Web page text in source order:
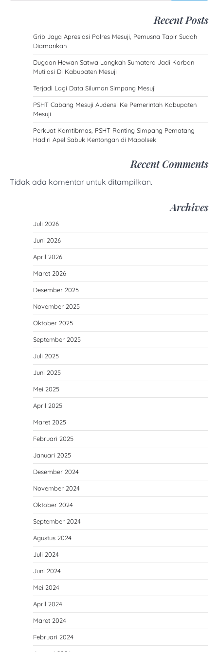
Recent Posts
Grib Jaya Apresiasi Polres Mesuji, Pemusna Tapir Sudah
Diamankan
Dugaan Hewan Satwa Langkah Sumatera Jadi Korban
Mutilasi Di Kabupaten Mesuji
Terjadi Lagi Data Siluman Simpang Mesuji
PSHT Cabang Mesuji Audensi Ke Pemerintah Kabupaten
Mesuji
Perkuat Kamtibmas, PSHT Ranting Simpang Pematang
Hadiri Apel Sabuk Kentongan di Mapolsek
Recent Comments
Tidak ada komentar untuk ditampilkan.
Archives
Juli 2026
Juni 2026
April 2026
Maret 2026
Desember 2025
November 2025
Oktober 2025
September 2025
Juli 2025
Juni 2025
Mei 2025
April 2025
Maret 2025
Februari 2025
Januari 2025
Desember 2024
November 2024
Oktober 2024
September 2024
Agustus 2024
Juli 2024
Juni 2024
Mei 2024
April 2024
Maret 2024
Februari 2024